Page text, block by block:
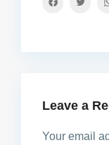
Leave a
Your email